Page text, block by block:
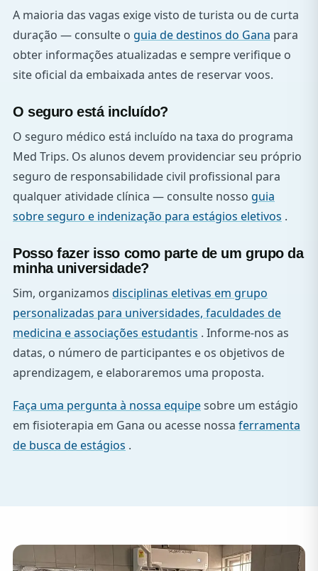
A maioria das vagas exige visto de turista ou de curta
duração — consulte o guia de destinos do Gana para
obter informações atualizadas e sempre verifique o
site oficial da embaixada antes de reservar voos.
O seguro está incluído?
O seguro médico está incluído na taxa do programa
Med Trips. Os alunos devem providenciar seu próprio
seguro de responsabilidade civil profissional para
qualquer atividade clínica — consulte nosso guia
sobre seguro e indenização para estágios eletivos .
Posso fazer isso como parte de um grupo da
minha universidade?
Sim, organizamos disciplinas eletivas em grupo
personalizadas para universidades, faculdades de
medicina e associações estudantis . Informe-nos as
datas, o número de participantes e os objetivos de
aprendizagem, e elaboraremos uma proposta.
Faça uma pergunta à nossa equipesobre um estágio
em fisioterapia em Gana ou acesse nossa ferramenta
de busca de estágios .